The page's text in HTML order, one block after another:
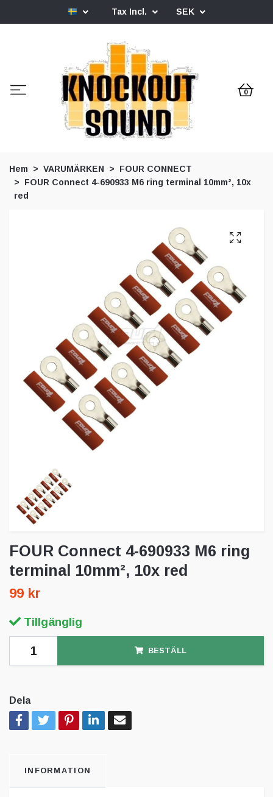
Tax Incl. SEK
0
Hem VARUMÄRKEN
FOUR CONNECT
FOUR Connect 4-690933 M6 ring terminal 10mm², 10x
red
FOUR Connect 4-690933 M6 ring
terminal 10mm², 10x red
99 kr
Tillgänglig
BESTÄLL
Dela
INFORMATION